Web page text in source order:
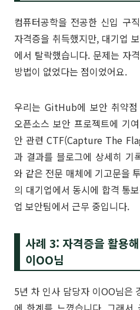
컴퓨터공학을 전공한 신입 구
자격증을 취득했지만, 대기업
에서 탈락했습니다. 문제는 자
방법이 없었다는 점이었어요.
우리는 GitHub에 보안 취약
오픈소스 보안 프로젝트에 기
안 관련 CTF(Capture The
과 결과를 블로그에 상세히 기
와 같은 전문 매체에 기고문을
의 대기업에서 동시에 합격 통
업 보안팀에서 근무 중입니다.
사례 3: 자격증을 활용
이OO님
5년 차 인사 담당자 이OO님은